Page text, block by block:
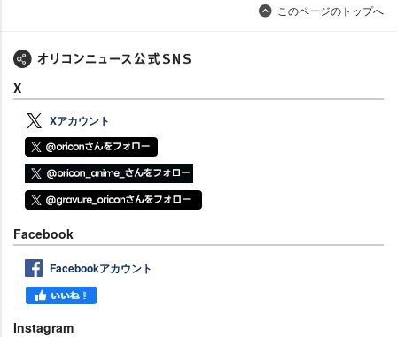
このページのトップへ
X
Xアカウント
Facebook
Facebookアカウント
Instagram